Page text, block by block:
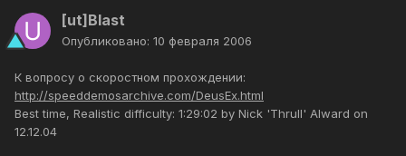
[ut]Blast
Опубликовано: 10 февраля 2006
К вопросу о скоростном прохождении:
http://speeddemosarchive.com/DeusEx.html
Best time, Realistic difficulty: 1:29:02 by Nick 'Thrull' Alward on
12.12.04